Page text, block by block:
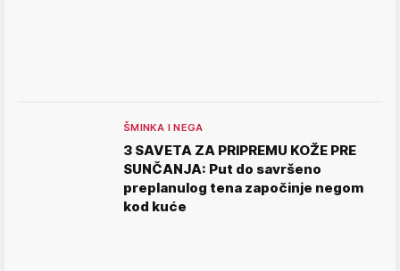
ŠMINKA I NEGA
3 SAVETA ZA PRIPREMU KOŽE PRE
SUNČANJA: Put do savršeno
preplanulog tena započinje negom
kod kuće